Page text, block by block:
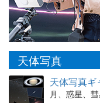
天体写真
天体写真ギ
月、惑星、